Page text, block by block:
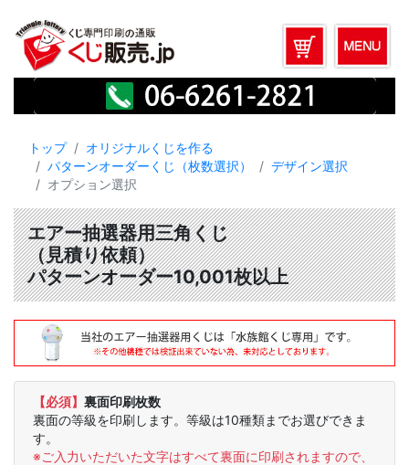
トップ
オリジナルくじを作る
パターンオーダーくじ（枚数選択）
デザイン選択
オプション選択
エアー抽選器用三角くじ
（見積り依頼）
パターンオーダー10,001枚以上
【必須】 裏面印刷枚数
裏面の等級を印刷します。等級は10種類までお選びできま
す。
※ご入力いただいた文字はすべて裏面に印刷されますので、